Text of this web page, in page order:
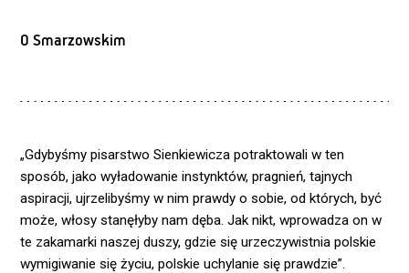
O Smarzowskim
„Gdybyśmy pisarstwo Sienkiewicza potraktowali w ten
sposób, jako wyładowanie instynktów, pragnień, tajnych
aspiracji, ujrzelibyśmy w nim prawdy o sobie, od których, być
może, włosy stanęłyby nam dęba. Jak nikt, wprowadza on w
te zakamarki naszej duszy, gdzie się urzeczywistnia polskie
wymigiwanie się życiu, polskie uchylanie się prawdzie”.